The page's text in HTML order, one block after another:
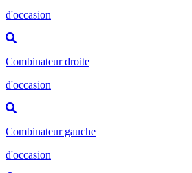
d'occasion
Combinateur droite
d'occasion
Combinateur gauche
d'occasion